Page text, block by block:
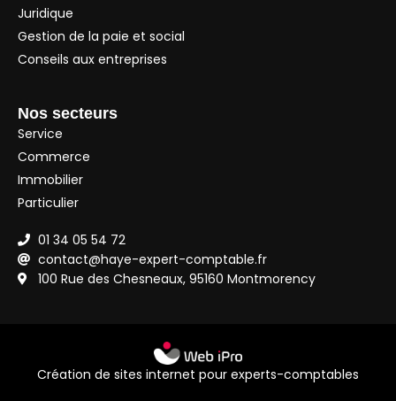
Juridique
Gestion de la paie et social
Conseils aux entreprises
Nos secteurs
Service
Commerce
Immobilier
Particulier
01 34 05 54 72
contact@haye-expert-comptable.fr
100 Rue des Chesneaux, 95160 Montmorency
Création de sites internet pour experts-comptables